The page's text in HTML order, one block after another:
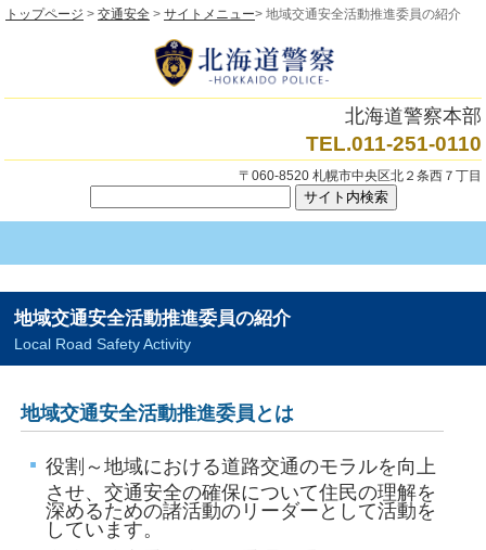
トップページ > 交通安全 > サイトメニュー> 地域交通安全活動推進委員の紹介
北海道警察本部
TEL.011-251-0110
〒060-8520 札幌市中央区北２条西７丁目
地域交通安全活動推進委員の紹介
Local Road Safety Activity
地域交通安全活動推進委員とは
役割～地域における道路交通のモラルを向上
させ、交通安全の確保について住民の理解を
深めるための諸活動のリーダーとして活動を
しています。